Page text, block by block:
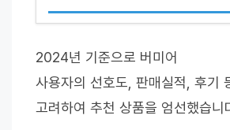
2024년 기준으로 버미어
사용자의 선호도, 판매실적, 후기
고려하여 추천 상품을 엄선했습니